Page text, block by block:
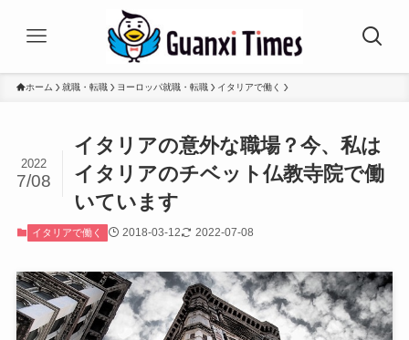
ホーム 就職・転職 ヨーロッパ就職・転職 イタリアで働く
イタリアの意外な職場？今、私は
イタリアのチベット仏教寺院で働
いています
2022
7/08
イタリアで働く 2018-03-12 2022-07-08